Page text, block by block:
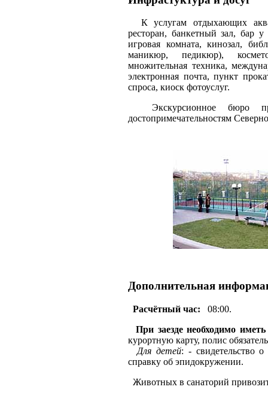
К услугам отдыхающих
ресторан, банкетный зал, бар у
игровая комната, кинозал,
маникюр, педикюр),
множительная техника,
электронная почта, пункт
спроса, киоск фотоуслуг.
Экскурсионное бюро
достопримечательностям
Дополнительная
Расчётный час: 08:00.
При заезде необходимо
курортную карту, полис
Для детей: - свидетельство
справку об эпидокружении.
Животных в санаторий